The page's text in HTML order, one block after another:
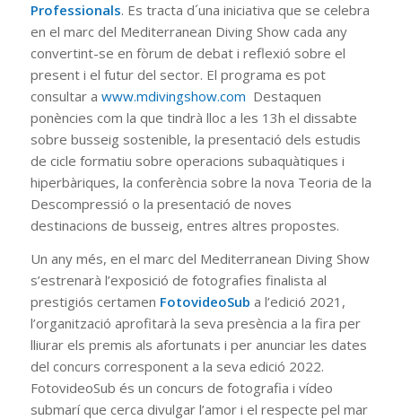
Professionals. Es tracta d´una iniciativa que se celebra
en el marc del Mediterranean Diving Show cada any
convertint-se en fòrum de debat i reflexió sobre el
present i el futur del sector. El programa es pot
consultar a www.mdivingshow.com Destaquen
ponències com la que tindrà lloc a les 13h el dissabte
sobre busseig sostenible, la presentació dels estudis
de cicle formatiu sobre operacions subaquàtiques i
hiperbàriques, la conferència sobre la nova Teoria de la
Descompressió o la presentació de noves
destinacions de busseig, entres altres propostes.
Un any més, en el marc del Mediterranean Diving Show
s’estrenarà l’exposició de fotografies finalista al
prestigiós certamen FotovideoSub a l’edició 2021,
l’organització aprofitarà la seva presència a la fira per
lliurar els premis als afortunats i per anunciar les dates
del concurs corresponent a la seva edició 2022.
FotovideoSub és un concurs de fotografia i vídeo
submarí que cerca divulgar l’amor i el respecte pel mar